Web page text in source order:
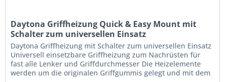
Daytona Griffheizung Quick & Easy Mount mit
Schalter zum universellen Einsatz
Daytona Griffheizung mit Schalter zum universellen Einsatz
Universell einsetzbare Griffheizung zum Nachrüsten für
fast alle Lenker und Griffdurchmesser Die Heizelemente
werden um die originalen Griffgummis gelegt und mit dem